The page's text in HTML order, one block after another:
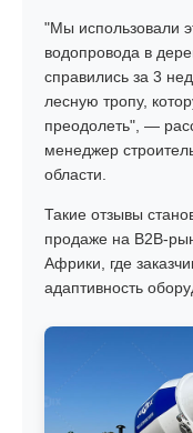
"Мы использовали
водопровода в
справились за 3
лесную тропу,
преодолеть", —
менеджер
области.
Такие отзывы
продаже на B2B-
Африки, где
адаптивность